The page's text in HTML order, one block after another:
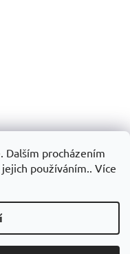
Dalším procházením
používáním.. Více
práva vyhrazena.Upravit